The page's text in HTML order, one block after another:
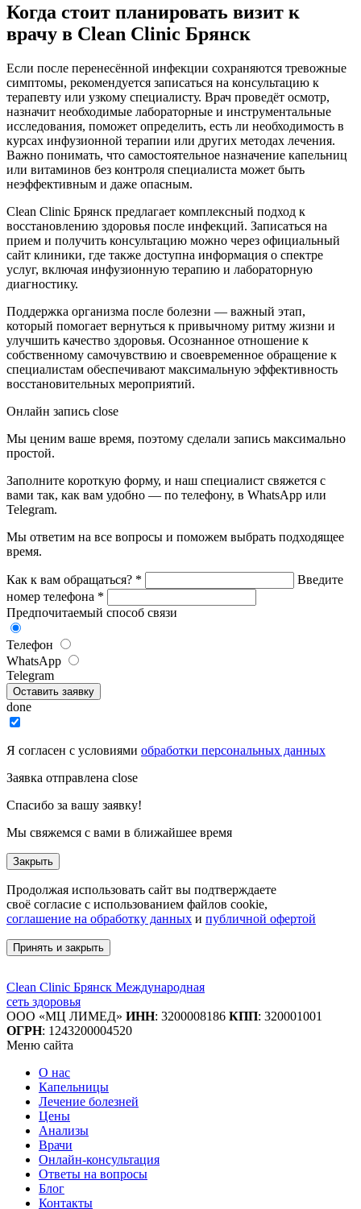
Когда стоит планировать визит к
врачу в Clean Clinic Брянск
Если после перенесённой инфекции сохраняются тревожные
симптомы, рекомендуется записаться на консультацию к
терапевту или узкому специалисту. Врач проведёт осмотр,
назначит необходимые лабораторные и инструментальные
исследования, поможет определить, есть ли необходимость в
курсах инфузионной терапии или других методах лечения.
Важно понимать, что самостоятельное назначение капельниц
или витаминов без контроля специалиста может быть
неэффективным и даже опасным.
Clean Clinic Брянск предлагает комплексный подход к
восстановлению здоровья после инфекций. Записаться на
прием и получить консультацию можно через официальный
сайт клиники, где также доступна информация о спектре
услуг, включая инфузионную терапию и лабораторную
диагностику.
Поддержка организма после болезни — важный этап,
который помогает вернуться к привычному ритму жизни и
улучшить качество здоровья. Осознанное отношение к
собственному самочувствию и своевременное обращение к
специалистам обеспечивают максимальную эффективность
восстановительных мероприятий.
Онлайн запись close
Мы ценим ваше время, поэтому сделали запись максимально
простой.
Заполните короткую форму, и наш специалист свяжется с
вами так, как вам удобно — по телефону, в WhatsApp или
Telegram.
Мы ответим на все вопросы и поможем выбрать подходящее
время.
Как к вам обращаться? *
Введите
номер телефона *
Предпочитаемый способ связи
Телефон
WhatsApp
Telegram
Оставить заявку
done
Я согласен с условиями обработки персональных данных
Заявка отправлена close
Спасибо за вашу заявку!
Мы свяжемся с вами в ближайшее время
Закрыть
Продолжая использовать сайт вы подтверждаете
своё согласие с использованием файлов cookie,
соглашение на обработку данных и публичной офертой
Принять и закрыть
Clean Clinic Брянск Международная
сеть здоровья
ООО «МЦ ЛИМЕД» ИНН: 3200008186 КПП: 320001001
ОГРН: 1243200004520
Меню сайта
О нас
Капельницы
Лечение болезней
Цены
Анализы
Врачи
Онлайн-консультация
Ответы на вопросы
Блог
Контакты